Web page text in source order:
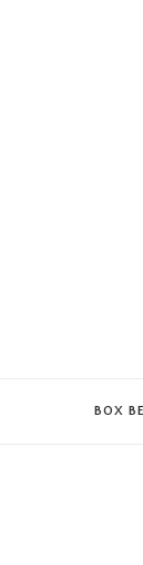
BOX